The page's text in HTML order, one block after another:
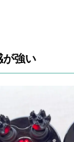
が強い